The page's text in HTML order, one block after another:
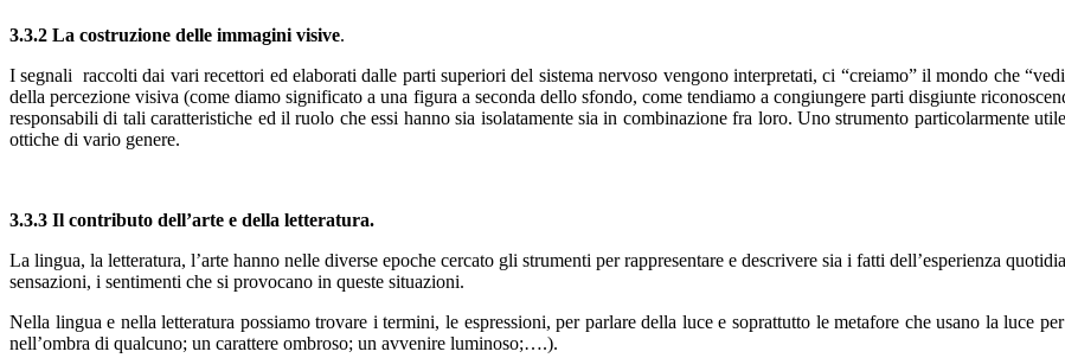
3.3.2 La costruzione delle immagini visive.
I segnali raccolti dai vari recettori ed elaborati dalle parti superiori del sistema nervoso vengono interpretati, ci “creiamo” il mondo che
della percezione visiva (come diamo significato a una figura a seconda dello sfondo, come tendiamo a congiungere parti disgiunte
responsabili di tali caratteristiche ed il ruolo che essi hanno sia isolatamente sia in combinazione fra loro. Uno strumento particolarmente
ottiche di vario genere.
3.3.3 Il contributo dell’arte e della letteratura.
La lingua, la letteratura, l’arte hanno nelle diverse epoche cercato gli strumenti per rappresentare e descrivere sia i fatti dell’esperienza
sensazioni, i sentimenti che si provocano in queste situazioni.
Nella lingua e nella letteratura possiamo trovare i termini, le espressioni, per parlare della luce e soprattutto le metafore che usano la luce
nell’ombra di qualcuno; un carattere ombroso; un avvenire luminoso;….).